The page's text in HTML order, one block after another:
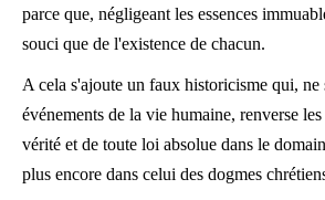
parce que, négligeant les essences
souci que de l'existence de chacun.
A cela s'ajoute un faux historicisme qui, ne
événements de la vie humaine, renverse
vérité et de toute loi absolue dans le
plus encore dans celui des dogmes